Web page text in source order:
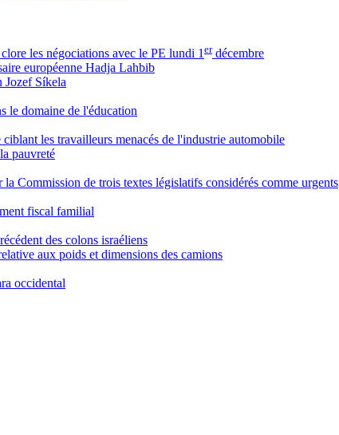
les négociations avec le PE lundi 1 erdécembre
européenne Hadja Lahbib
Jozef Síkela
le domaine de l'éducation
les travailleurs menacés de l'industrie automobile
pauvreté
Commission de trois textes législatifs considérés comme urgents
fiscal familial
des colons israéliens
aux poids et dimensions des camions
occidental